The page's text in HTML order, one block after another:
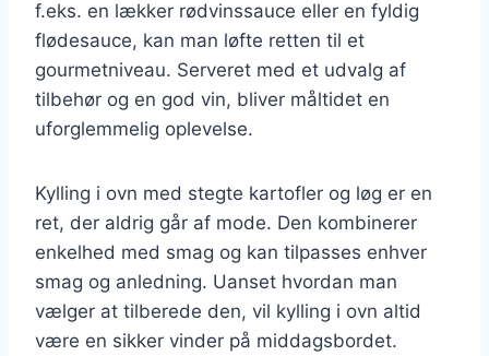
f.eks. en lækker rødvinssauce eller en fyldig
flødesauce, kan man løfte retten til et
gourmetniveau. Serveret med et udvalg af
tilbehør og en god vin, bliver måltidet en
uforglemmelig oplevelse.
Kylling i ovn med stegte kartofler og løg er en
ret, der aldrig går af mode. Den kombinerer
enkelhed med smag og kan tilpasses enhver
smag og anledning. Uanset hvordan man
vælger at tilberede den, vil kylling i ovn altid
være en sikker vinder på middagsbordet.